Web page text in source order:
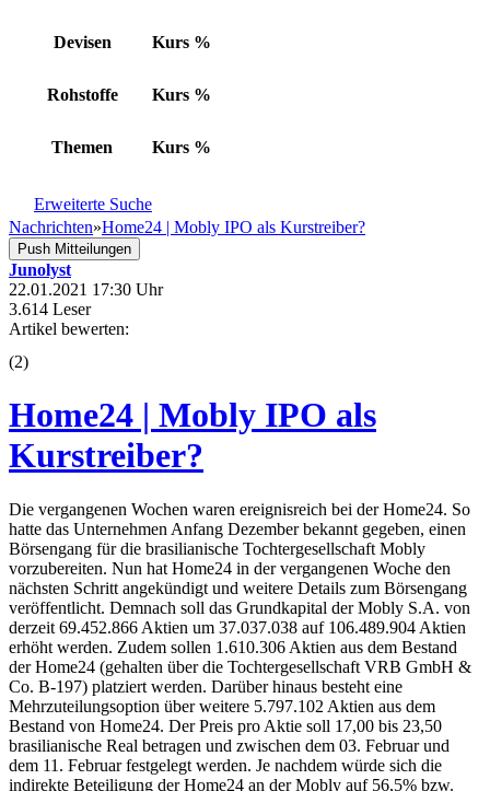
Devisen Kurs %
Rohstoffe Kurs %
Themen Kurs %
Erweiterte Suche
Nachrichten»Home24 | Mobly IPO als Kurstreiber?
Push Mitteilungen
Junolyst
22.01.2021 17:30 Uhr
3.614 Leser
Artikel bewerten:
(2)
Home24 | Mobly IPO als
Kurstreiber?
Die vergangenen Wochen waren ereignisreich bei der Home24. So
hatte das Unternehmen Anfang Dezember bekannt gegeben, einen
Börsengang für die brasilianische Tochtergesellschaft Mobly
vorzubereiten. Nun hat Home24 in der vergangenen Woche den
nächsten Schritt angekündigt und weitere Details zum Börsengang
veröffentlicht. Demnach soll das Grundkapital der Mobly S.A. von
derzeit 69.452.866 Aktien um 37.037.038 auf 106.489.904 Aktien
erhöht werden. Zudem sollen 1.610.306 Aktien aus dem Bestand
der Home24 (gehalten über die Tochtergesellschaft VRB GmbH &
Co. B-197) platziert werden. Darüber hinaus besteht eine
Mehrzuteilungsoption über weitere 5.797.102 Aktien aus dem
Bestand von Home24. Der Preis pro Aktie soll 17,00 bis 23,50
brasilianische Real betragen und zwischen dem 03. Februar und
dem 11. Februar festgelegt werden. Je nachdem würde sich die
indirekte Beteiligung der Home24 an der Mobly auf 56,5% bzw.